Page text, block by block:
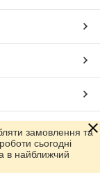
замовлення та
сьогодні
в найближчий